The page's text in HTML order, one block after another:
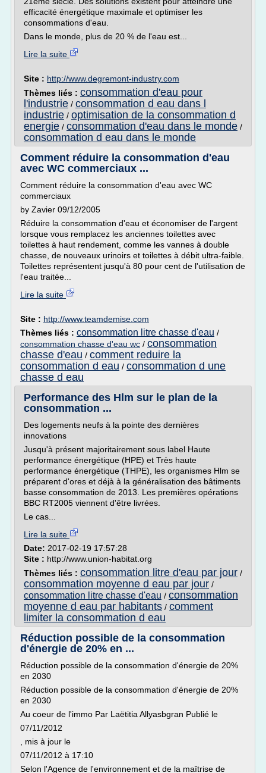
efficacité énergétique maximale et optimiser les
consommations d'eau.
Dans le monde, plus de 20 % de l'eau est...
Lire la suite
Site : http://www.degremont-industry.com
Thèmes liés : consommation d'eau pour
l'industrie / consommation d eau dans l
industrie / optimisation de la consommation d
energie / consommation d'eau dans le monde /
consommation d eau dans le monde
Comment réduire la consommation d'eau
avec WC commerciaux ...
Comment réduire la consommation d'eau avec WC
commerciaux
by Zavier 09/12/2005
Réduire la consommation d'eau et économiser de l'argent
lorsque vous remplacez les anciennes toilettes avec
toilettes à haut rendement, comme les vannes à double
chasse, de nouveaux urinoirs et toilettes à débit ultra-faible.
Toilettes représentent jusqu'à 80 pour cent de l'utilisation de
l'eau traitée...
Lire la suite
Site : http://www.teamdemise.com
Thèmes liés : consommation litre chasse d'eau /
consommation chasse d'eau wc / consommation
chasse d'eau / comment reduire la
consommation d eau / consommation d une
chasse d eau
Performance des Hlm sur le plan de la
consommation ...
Des logements neufs à la pointe des dernières
innovations
Jusqu'à présent majoritairement sous label Haute
performance énergétique (HPE) et Très haute
performance énergétique (THPE), les organismes Hlm se
préparent d'ores et déjà à la généralisation des bâtiments
basse consommation de 2013. Les premières opérations
BBC RT2005 viennent d'être livrées.
Le cas...
Lire la suite
Date: 2017-02-19 17:57:28
Site : http://www.union-habitat.org
Thèmes liés : consommation litre d'eau par jour /
consommation moyenne d eau par jour /
consommation litre chasse d'eau / consommation
moyenne d eau par habitants / comment
limiter la consommation d eau
Réduction possible de la consommation
d'énergie de 20% en ...
Réduction possible de la consommation d'énergie de 20%
en 2030
Réduction possible de la consommation d'énergie de 20%
en 2030
Au coeur de l'immo Par Laëtitia Allyasbgran Publié le
07/11/2012
, mis à jour le
07/11/2012 à 17:10
Selon l'Agence de l'environnement et de la maîtrise de